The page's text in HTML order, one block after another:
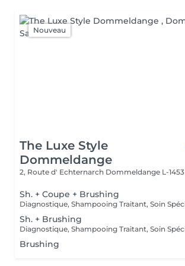
Nouveau
The Luxe Style
Dommeldange
2, Route d' Echternarch Dommeldange L-1453
Sh. + Coupe + Brushing
Sh. + Brushing
Brushing